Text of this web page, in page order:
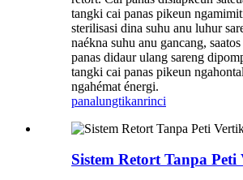
tangki cai panas pikeun
sterilisasi dina suhu anu luhur
naékna suhu anu gancang,
panas didaur ulang sareng
tangki cai panas pikeun
ngahémat énergi.
panalungtikanrinci
Sistem Retort Tanpa